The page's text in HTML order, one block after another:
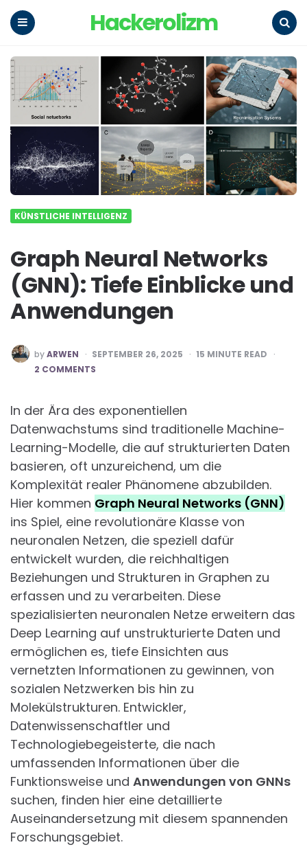
Hackerolizm
KÜNSTLICHE INTELLIGENZ
Graph Neural Networks
(GNN): Tiefe Einblicke und
Anwendungen
POSTED
BY
byARWEN SEPTEMBER 26, 2025 15 MINUTE READ
2 COMMENTS
In der Ära des exponentiellen
Datenwachstums sind traditionelle Machine-
Learning-Modelle, die auf strukturierten Daten
basieren, oft unzureichend, um die
Komplexität realer Phänomene abzubilden.
Hier kommen Graph Neural Networks (GNN)
ins Spiel, eine revolutionäre Klasse von
neuronalen Netzen, die speziell dafür
entwickelt wurden, die reichhaltigen
Beziehungen und Strukturen in Graphen zu
erfassen und zu verarbeiten. Diese
spezialisierten neuronalen Netze erweitern das
Deep Learning auf unstrukturierte Daten und
ermöglichen es, tiefe Einsichten aus
vernetzten Informationen zu gewinnen, von
sozialen Netzwerken bis hin zu
Molekülstrukturen. Entwickler,
Datenwissenschaftler und
Technologiebegeisterte, die nach
umfassenden Informationen über die
Funktionsweise und Anwendungen von GNNs
suchen, finden hier eine detaillierte
Auseinandersetzung mit diesem spannenden
Forschungsgebiet.